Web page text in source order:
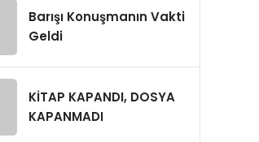
Barışı Konuşmanın Vakti
Geldi
KİTAP KAPANDI, DOSYA
KAPANMADI